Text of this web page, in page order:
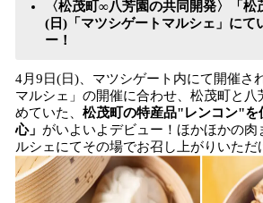
〈松茂町∞八芳園の共同開発〉「松
(日)「マツシゲートマルシェ」にて
ー！
4月9日(日)、マツシゲート内にて開催さ
マルシェ」の開催に合わせ、松茂町と八
めていた、 松茂町の特産品"レンコン"を
心」 がいよいよデビュー！ほかほかの肉
ルシェにてその場でお召し上がりいただ